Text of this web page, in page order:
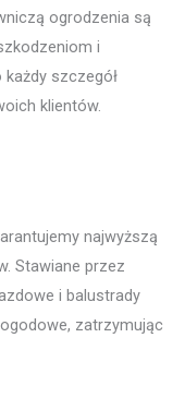
ogrodzenia są
i
szczegół
klientów.
najwyższą
Stawiane przez
i balustrady
zatrzymując